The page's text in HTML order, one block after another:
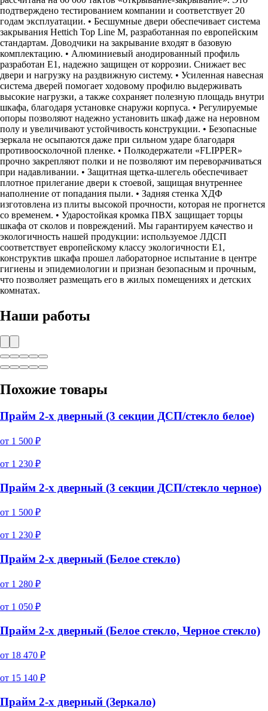
подтверждено тестированием компании и соответствует 20
годам эксплуатации. • Бесшумные двери обеспечивает система
закрывания Hettich Top Line M, разработанная по европейским
стандартам. Доводчики на закрывание входят в базовую
комплектацию. • Алюминиевый анодированный профиль
разработан Е1, надежно защищен от коррозии. Снижает вес
двери и нагрузку на раздвижную систему. • Усиленная навесная
система дверей помогает ходовому профилю выдерживать
высокие нагрузки, а также сохраняет полезную площадь внутри
шкафа, благодаря установке снаружи корпуса. • Регулируемые
опоры позволяют надежно установить шкаф даже на неровном
полу и увеличивают устойчивость конструкции. • Безопасные
зеркала не осыпаются даже при сильном ударе благодаря
противоосколочной пленке. • Полкодержатели «FLIPPER»
прочно закрепляют полки и не позволяют им переворачиваться
при надавливании. • Защитная щетка-шлегель обеспечивает
плотное прилегание двери к стоевой, защищая внутреннее
наполнение от попадания пыли. • Задняя стенка ХДФ
изготовлена из плиты высокой прочности, которая не прогнется
со временем. • Ударостойкая кромка ПВХ защищает торцы
шкафа от сколов и повреждений. Мы гарантируем качество и
экологичность нашей продукции: используемое ЛДСП
соответствует европейскому классу экологичности Е1,
конструктив шкафа прошел лабораторное испытание в центре
гигиены и эпидемиологии и признан безопасным и прочным,
что позволяет размещать его в жилых помещениях и детских
комнатах.
Наши работы
Похожие товары
Прайм 2-х дверный (3 секции ДСП/стекло белое)
от 1 500 ₽
от 1 230 ₽
Прайм 2-х дверный (3 секции ДСП/стекло черное)
от 1 500 ₽
от 1 230 ₽
Прайм 2-х дверный (Белое стекло)
от 1 280 ₽
от 1 050 ₽
Прайм 2-х дверный (Белое стекло, Черное стекло)
от 18 470 ₽
от 15 140 ₽
Прайм 2-х дверный (Зеркало)